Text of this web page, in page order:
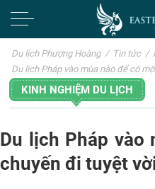
Du lịch Phượng Hoàng / Tin tức /
Du lịch Pháp vào mùa nào để có
KINH NGHIỆM DU LỊCH
Du lịch Pháp vào
chuyến đi tuyệt